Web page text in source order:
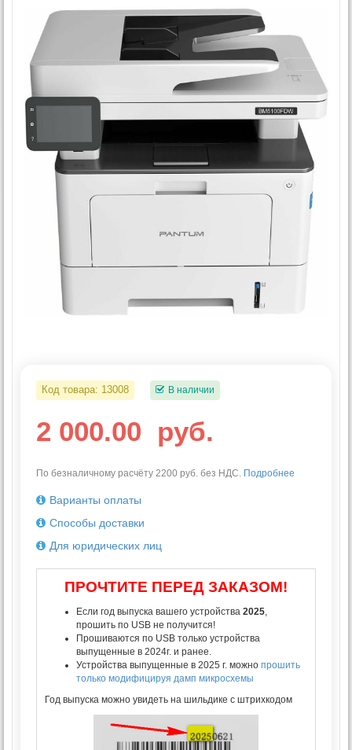
Код товара: 13008 В наличии
2 000.00 руб.
По безналичному расчёту 2200 руб. без НДС. Подробнее
Варианты оплаты
Способы доставки
Для юридических лиц
ПРОЧТИТЕ ПЕРЕД ЗАКАЗОМ!
Если год выпуска вашего устройства 2025,
прошить по USB не получится!
Прошиваются по USB только устройства
выпущенные в 2024г. и ранее.
Устройства выпущенные в 2025 г. можно прошить
только модифицируя дамп микросхемы
Год выпуска можно увидеть на шильдике с штрихкодом